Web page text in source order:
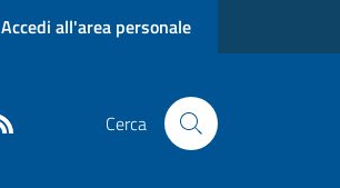
Accedi all'area personale
Cerca